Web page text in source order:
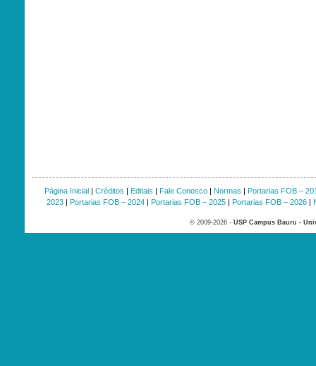
Página Inicial| Créditos | Editais | Fale Conosco| Normas | Portarias FOB –
2023| Portarias FOB – 2024| Portarias FOB – 2025| Portarias FOB – 2026|
© 2009-2026 - USP Campus Bauru -